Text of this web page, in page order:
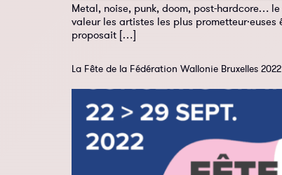
Metal, noise, punk, doom, post-hardcore…
valeur les artistes les plus
proposait […]
La Fête de la Fédération Wallonie Bruxelles 2022